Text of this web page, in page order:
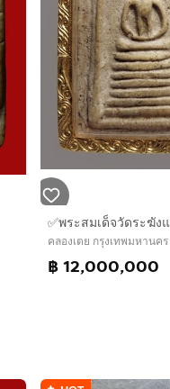
คลองเตย กรุงเทพมหานคร
฿ 12,000,000